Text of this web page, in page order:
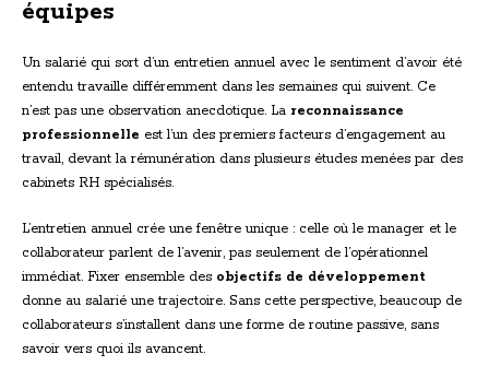
équipes
Un salarié qui sort d’un entretien annuel avec le sentiment d’avoir été
entendu travaille différemment dans les semaines qui suivent. Ce
n’est pas une observation anecdotique. La reconnaissance
professionnelle est l’un des premiers facteurs d’engagement au
travail, devant la rémunération dans plusieurs études menées par des
cabinets RH spécialisés.
L’entretien annuel crée une fenêtre unique : celle où le manager et le
collaborateur parlent de l’avenir, pas seulement de l’opérationnel
immédiat. Fixer ensemble des objectifs de développement
donne au salarié une trajectoire. Sans cette perspective, beaucoup de
collaborateurs s’installent dans une forme de routine passive, sans
savoir vers quoi ils avancent.